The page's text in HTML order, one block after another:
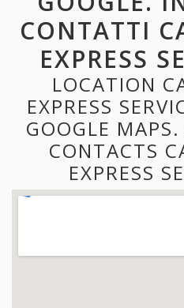
CONTATTI
EXPRESS
LOCATION
EXPRESS
GOOGLE
CONTACTS
EXPRESS